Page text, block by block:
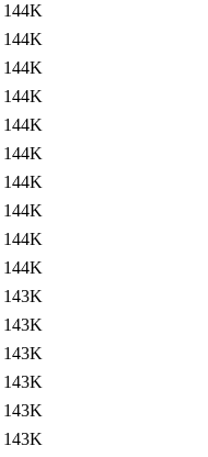
144K
144K
144K
144K
144K
144K
144K
144K
144K
144K
143K
143K
143K
143K
143K
143K